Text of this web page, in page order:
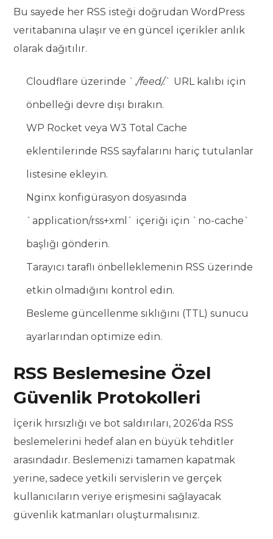
Bu sayede her RSS isteği doğrudan WordPress
veritabanına ulaşır ve en güncel içerikler anlık
olarak dağıtılır.
Cloudflare üzerinde `./feed/.` URL kalıbı için
önbelleği devre dışı bırakın.
WP Rocket veya W3 Total Cache
eklentilerinde RSS sayfalarını hariç tutulanlar
listesine ekleyin.
Nginx konfigürasyon dosyasında
`application/rss+xml` içeriği için `no-cache`
başlığı gönderin.
Tarayıcı taraflı önbelleklemenin RSS üzerinde
etkin olmadığını kontrol edin.
Besleme güncellenme sıklığını (TTL) sunucu
ayarlarından optimize edin.
RSS Beslemesine Özel
Güvenlik Protokolleri
İçerik hırsızlığı ve bot saldırıları, 2026’da RSS
beslemelerini hedef alan en büyük tehditler
arasındadır. Beslemenizi tamamen kapatmak
yerine, sadece yetkili servislerin ve gerçek
kullanıcıların veriye erişmesini sağlayacak
güvenlik katmanları oluşturmalısınız.